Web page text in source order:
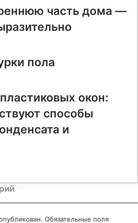
часть дома —
пола
окон:
способы
и
Обязательные поля